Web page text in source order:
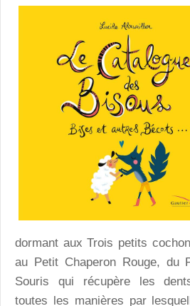
dormant aux Trois petits
au Petit Chaperon Rouge, du
Souris qui récupère les
toutes les manières par